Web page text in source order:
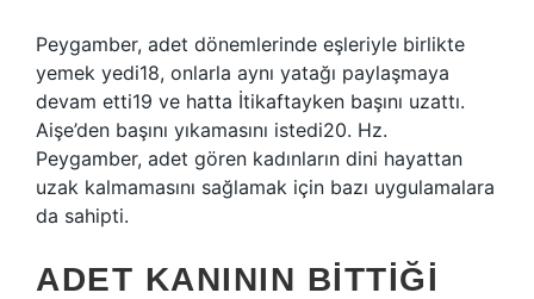
Peygamber, adet dönemlerinde eşleriyle birlikte
yemek yedi18, onlarla aynı yatağı paylaşmaya
devam etti19 ve hatta İtikaftayken başını uzattı.
Aişe’den başını yıkamasını istedi20. Hz.
Peygamber, adet gören kadınların dini hayattan
uzak kalmamasını sağlamak için bazı uygulamalara
da sahipti.
ADET KANININ BITTIĞI